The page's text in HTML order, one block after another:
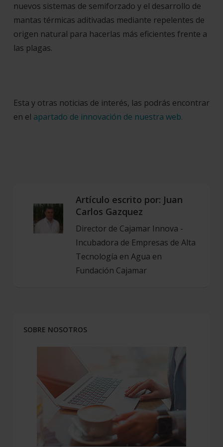
nuevos sistemas de semiforzado y el desarrollo de
mantas térmicas aditivadas mediante repelentes de
origen natural para hacerlas más eficientes frente a
las plagas.
Esta y otras noticias de interés, las podrás encontrar
en el apartado de innovación de nuestra web.
Artículo escrito por: Juan
Carlos Gazquez
Director de Cajamar Innova -
Incubadora de Empresas de Alta
Tecnología en Agua en
Fundación Cajamar
SOBRE NOSOTROS